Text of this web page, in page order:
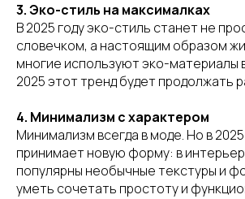
3. Эко-стиль на максималках
В 2025 году эко-стиль станет не
словечком, а настоящим образом
многие используют эко-материалы
2025 этот тренд будет продолжать
4. Минимализм с характером
Минимализм всегда в моде. Но в 2025
принимает новую форму: в
популярны необычные текстуры и
уметь сочетать простоту и